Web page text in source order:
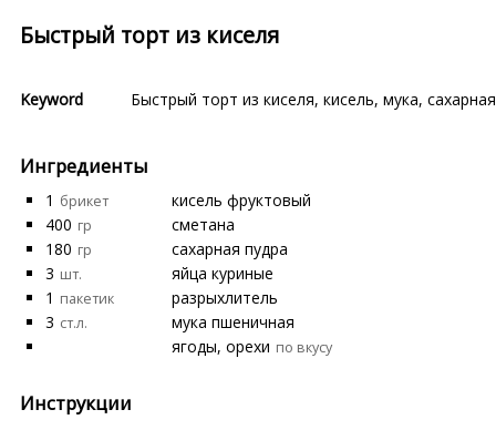
Быстрый торт из киселя
Keyword Быстрый торт из киселя, кисель, мука,
Ингредиенты
1 брикет
кисель фруктовый
400 гр
сметана
180 гр
сахарная пудра
3 шт.
яйца куриные
1 пакетик
разрыхлитель
3 ст.л.
мука пшеничная
ягоды, орехи по вкусу
Инструкции